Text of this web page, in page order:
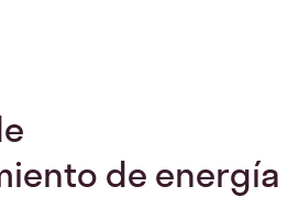
de energía